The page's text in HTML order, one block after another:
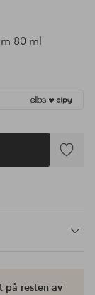
80 ml
Lägg
på resten av